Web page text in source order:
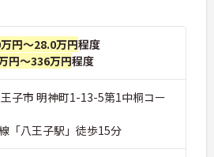
円～28.0万円程度
円～336万円程度
子市 明神町1-13-5第1中桐コー
「八王子駅」徒歩15分